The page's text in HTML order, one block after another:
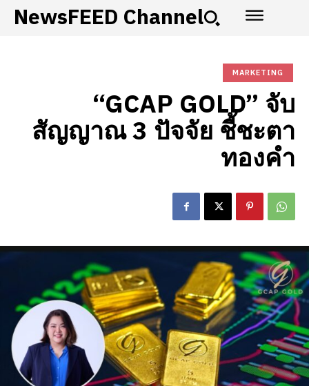
NewsFEED Channel
MARKETING
“GCAP GOLD” จับ
สัญญาณ 3 ปัจจัย ชี้ชะตา
ทองคำ